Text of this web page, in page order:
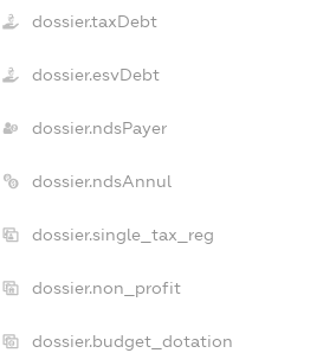
dossier.taxDebt
dossier.esvDebt
dossier.ndsPayer
dossier.ndsAnnul
dossier.single_tax_reg
dossier.non_profit
dossier.budget_dotation